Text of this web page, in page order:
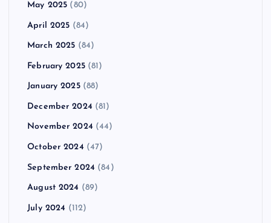
May 2025 (80)
April 2025 (84)
March 2025 (84)
February 2025(81)
January 2025(88)
December 2024 (81)
November 2024 (44)
October 2024 (47)
September 2024 (84)
August 2024 (89)
July 2024 (112)